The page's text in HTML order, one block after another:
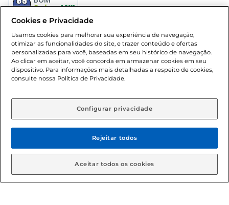
Baixe nosso App
Formas de pagamento
Dúvidas frequentes (FAQ)
Política de troca e devolução
Cookies e Privacidade
Usamos cookies para melhorar sua experiência de navegação,
otimizar as funcionalidades do site, e trazer conteúdo e ofertas
personalizadas para você, baseadas em seu histórico de navegação.
Ao clicar em aceitar, você concorda em armazenar cookies em seu
dispositivo. Para informações mais detalhadas a respeito de cookies,
consulte nossa Política de Privacidade.
Configurar privacidade
Rejeitar todos
Aceitar todos os cookies